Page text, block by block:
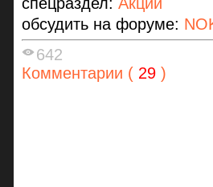
обсудить на форуме:
642
Комментарии ( 29 )